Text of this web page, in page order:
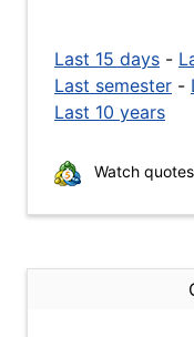
Last 15 days -
Last semester -
Last 10 years
Watch